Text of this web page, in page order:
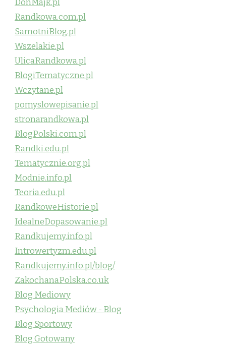
Randkowa.com.pl
SamotniBlog.pl
Wszelakie.pl
UlicaRandkowa.pl
BlogiTematyczne.pl
Wczytane.pl
pomyslowepisanie.pl
stronarandkowa.pl
BlogPolski.com.pl
Randki.edu.pl
Tematycznie.org.pl
Modnie.info.pl
Teoria.edu.pl
RandkoweHistorie.pl
IdealneDopasowanie.pl
Randkujemy.info.pl
Introwertyzm.edu.pl
Randkujemy.info.pl/blog/
ZakochanaPolska.co.uk
Blog Mediowy
Psychologia Mediów - Blog
Blog Sportowy
Blog Gotowany